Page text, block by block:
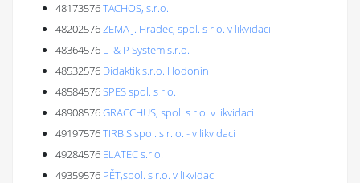
48173576TACHOS, s.r.o.
48202576ZEMA J. Hradec, spol. s r.o. v likvidaci
48364576 L & P System s.r.o.
48532576 Didaktik s.r.o. Hodonín
48584576SPES spol. s r.o.
48908576GRACCHUS, spol. s r.o. v likvidaci
49197576TIRBIS spol. s r. o. - v likvidaci
49284576 ELATEC s.r.o.
49359576 PĚT,spol. s r.o. v likvidaci